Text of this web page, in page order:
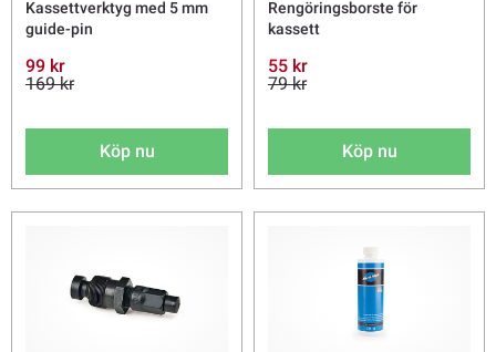
Kassettverktyg med 5 mm
guide-pin
99 kr
169 kr
Köp nu
Rengöringsborste för
kassett
55 kr
79 kr
Köp nu